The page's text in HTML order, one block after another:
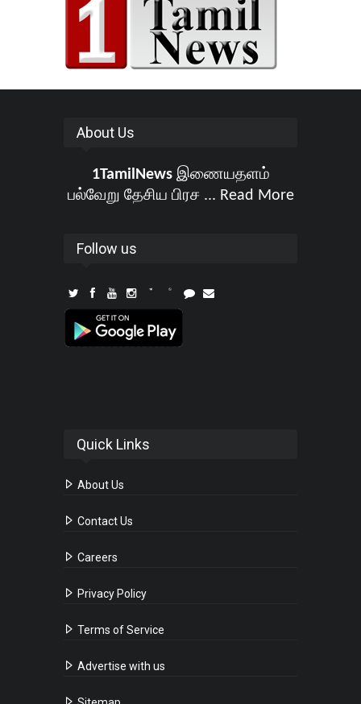
About Us
1TamilNewsஇணையதளம்
பல்வேறு தேசிய பிரச ... Read More
Follow us
Quick Links
About Us
Contact Us
Careers
Privacy Policy
Terms of Service
Advertise with us